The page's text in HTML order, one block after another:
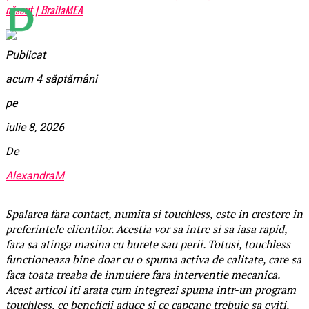
născut | BrailaMEA
Publicat
acum 4 săptămâni
pe
iulie 8, 2026
De
AlexandraM
Spalarea fara contact, numita si touchless, este in crestere in
preferintele clientilor. Acestia vor sa intre si sa iasa rapid,
fara sa atinga masina cu burete sau perii. Totusi, touchless
functioneaza bine doar cu o spuma activa de calitate, care sa
faca toata treaba de inmuiere fara interventie mecanica.
Acest articol iti arata cum integrezi spuma intr-un program
touchless, ce beneficii aduce si ce capcane trebuie sa eviti.